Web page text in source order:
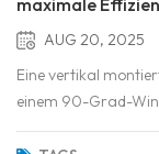
maximale
AUG 20, 2025
Eine vertikal
einem 90-Grad-
herkömmlichen